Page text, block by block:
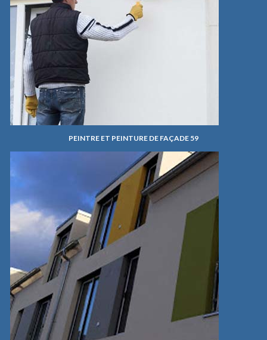
PEINTRE ET PEINTURE DE FAÇADE 59